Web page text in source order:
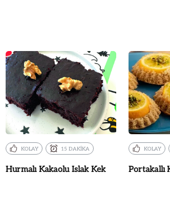
KOLAY 15 DAKİKA
Hurmalı Kakaolu Islak Kek
KOLAY
Portakallı